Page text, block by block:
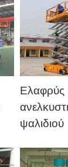
Ελαφρύς
ψαλιδιού